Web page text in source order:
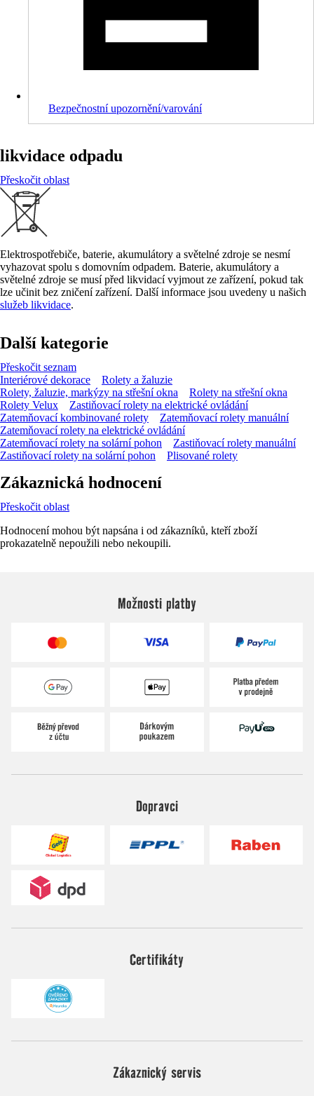
Bezpečnostní upozornění/varování
likvidace odpadu
Přeskočit oblast
Elektrospotřebiče, baterie, akumulátory a světelné zdroje se nesmí
vyhazovat spolu s domovním odpadem. Baterie, akumulátory a
světelné zdroje se musí před likvidací vyjmout ze zařízení, pokud tak
lze učinit bez zničení zařízení. Další informace jsou uvedeny u našich
služeb likvidace.
Další kategorie
Přeskočit seznam
Interiérové dekorace
Rolety a žaluzie
Rolety, žaluzie, markýzy na střešní okna
Rolety na střešní okna
Rolety Velux
Zastiňovací rolety na elektrické ovládání
Zatemňovací kombinované rolety
Zatemňovací rolety manuální
Zatemňovací rolety na elektrické ovládání
Zatemňovací rolety na solární pohon
Zastiňovací rolety manuální
Zastiňovací rolety na solární pohon
Plisované rolety
Zákaznická hodnocení
Přeskočit oblast
Hodnocení mohou být napsána i od zákazníků, kteří zboží
prokazatelně nepoužili nebo nekoupili.
Možnosti platby
Dopravci
Certifikáty
Zákaznický servis